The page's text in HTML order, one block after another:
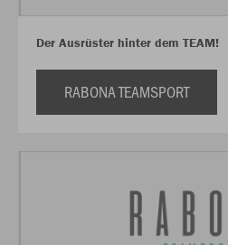
Der Ausrüster hinter dem TEAM!
RABONA TEAMSPORT